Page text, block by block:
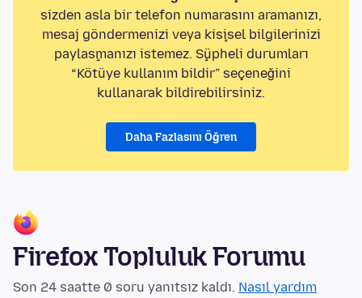
sizden asla bir telefon numarasını aramanızı,
mesaj göndermenizi veya kişisel bilgilerinizi
paylaşmanızı istemez. Şüpheli durumları
“Kötüye kullanım bildir” seçeneğini
kullanarak bildirebilirsiniz.
Daha Fazlasını Öğren
Firefox Topluluk Forumu
Son 24 saatte 0 soru yanıtsız kaldı. Nasıl yardım